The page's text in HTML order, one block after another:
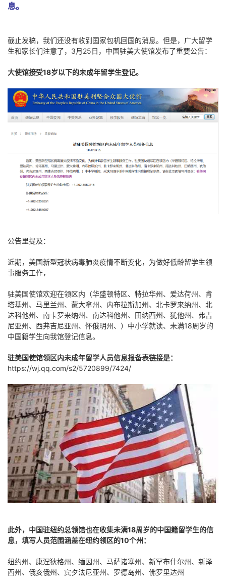
息。
截止发稿，我们还没有收到国家包机回国的消息。但是，广大留学
生和家长们注意了，3月25日，中国驻美大使馆发布了重要公告：
大使馆接受18岁以下的未成年留学生登记。
公告里提及：
近期，美国新型冠状病毒肺炎疫情不断变化，为做好低龄留学生领
事服务工作，
驻美国使馆欢迎在领区内（华盛顿特区、特拉华州、爱达荷州、肯
塔基州、马里兰州、蒙大拿州、内布拉斯加州、北卡罗来纳州、北
达科他州、南卡罗来纳州、南达科他州、田纳西州、犹他州、弗吉
尼亚州、西弗吉尼亚州、怀俄明州、）中小学就读、未满18周岁的
中国籍学生向我馆登记信息。
驻美国使馆领区内未成年留学人员信息报备表链接是：
https://wj.qq.com/s2/5720899/7424/
此外，中国驻纽约总领馆也在收集未满18周岁的中国籍留学生的信
息，填写人员范围涵盖在纽约领区的10个州：
纽约州、康涅狄格州、缅因州、马萨诸塞州、新罕布什尔州、新泽
西州、俄亥俄州、宾夕法尼亚州、罗德岛州、佛罗里达州